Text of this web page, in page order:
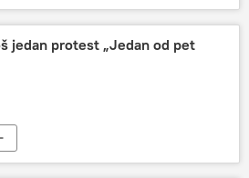
jedan protest „Jedan od pet